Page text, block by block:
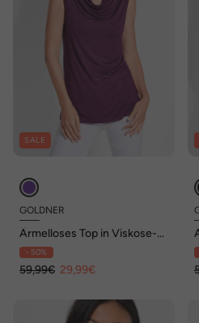
SALE
GOLDNER
Ärmelloses Top in Viskose-
Jersey
- 50%
59,99€ 29,99€